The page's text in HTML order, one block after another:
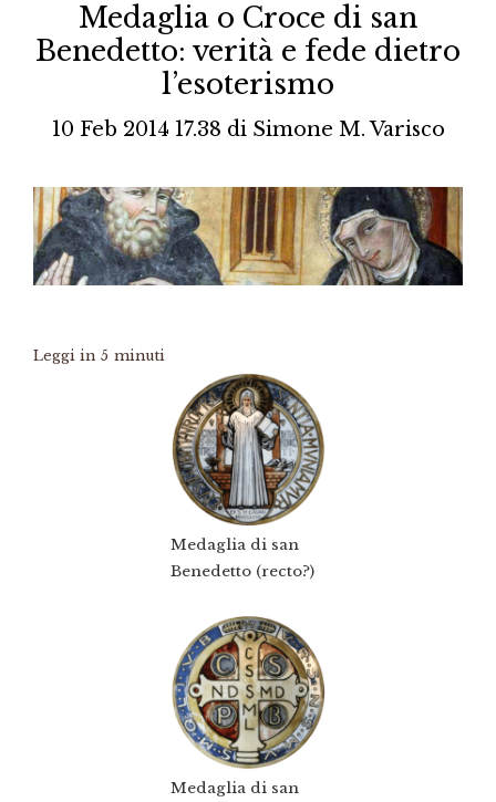
Medaglia o Croce di san
Benedetto: verità e fede dietro
l’esoterismo
10 Feb 2014 17.38 di Simone M. Varisco
Leggi in 5 minuti
Medaglia di san
Benedetto (recto?)
Medaglia di san